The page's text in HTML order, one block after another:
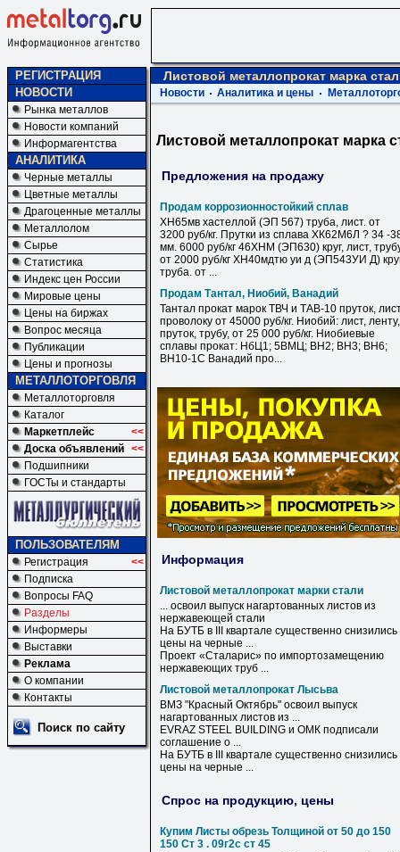
РЕГИСТРАЦИЯ
НОВОСТИ
Рынка металлов
Новости компаний
Информагентства
АНАЛИТИКА
Черные металлы
Цветные металлы
Драгоценные металлы
Металлолом
Сырье
Статистика
Индекс цен России
Мировые цены
Цены на биржах
Вопрос месяца
Публикации
Цены и прогнозы
МЕТАЛЛОТОРГОВЛЯ
Металлоторговля
Каталог
Маркетплейс
<<
Доска объявлений <<
Подшипники
ГОСТы и стандарты
ПОЛЬЗОВАТЕЛЯМ
Регистрация
<<
Подписка
Вопросы FAQ
Разделы
Информеры
Выставки
Реклама
О компании
Контакты
Поиск по сайту
Листовой металлопрокат марка
Новости Аналитика и цены
Листовой металлопрокат марка
Предложения на продажу
Продам коррозионностойкий сплав
ХН65мв хастеллой (ЭП 567) труба, лист. от
3200 руб/кг. Прутки из сплава ХК62М6Л ? 34 -
мм. 6000 руб/кг 46ХНМ (ЭП630) круг, лист,
от 2000 руб/кг ХН40мдтю уи д (ЭП543УИ Д)
труба. от ...
Продам Тантал, Ниобий, Ванадий
Тантал прокат марок ТВЧ и ТАВ-10 пруток,
проволоку от 45000 руб/кг. Ниобий: лист, ленту,
пруток, трубу, от 25 000 руб/кг. Ниобиевые
сплавы прокат: НбЦ1; 5ВМЦ; ВН2; ВН3; ВН6;
ВН10-1С Ванадий про...
Информация
Листовой металлопрокат марки стали
... освоил выпуск нагартованных листов из
нержавеющей стали
На БУТБ в III квартале существенно снизились
цены на черные ...
Проект «Сталарис» по импортозамещению
нержавеющих труб ...
Листовой металлопрокат Лысьва
ВМЗ "Красный Октябрь" освоил выпуск
нагартованных листов из ...
EVRAZ STEEL BUILDING и ОМК подписали
соглашение о ...
На БУТБ в III квартале существенно снизились
цены на черные ...
Спрос на продукцию, цены
Купим Листы обрезь Толщиной от 50 до 150
150 Ст 3 . 09г2с ст 45